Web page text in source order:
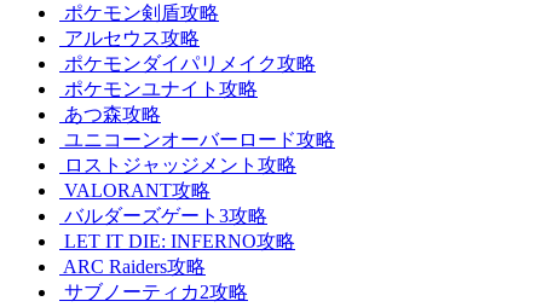
ポケモン剣盾攻略
アルセウス攻略
ポケモンダイパリメイク攻略
ポケモンユナイト攻略
あつ森攻略
ユニコーンオーバーロード攻略
ロストジャッジメント攻略
VALORANT攻略
バルダーズゲート3攻略
LET IT DIE: INFERNO攻略
ARC Raiders攻略
サブノーティカ2攻略